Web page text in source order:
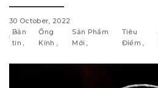
30 October, 2022
Bản
tin
Ống
Kính
Sản Phẩm
Mới
Tiêu
Điểm